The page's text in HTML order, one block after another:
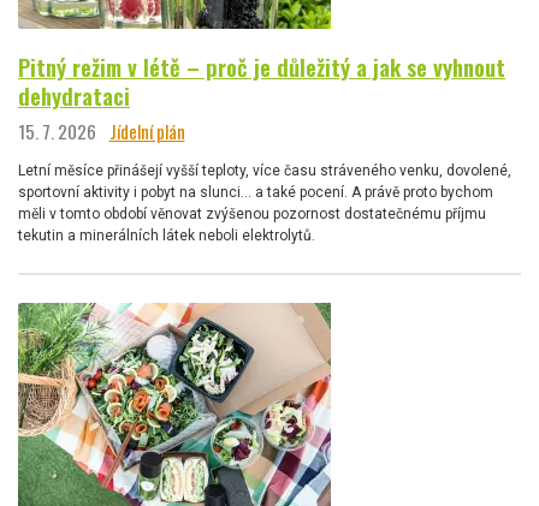
Pitný režim v létě – proč je důležitý a jak se vyhnout
dehydrataci
15. 7. 2026 Jídelní plán
Letní měsíce přinášejí vyšší teploty, více času stráveného venku, dovolené,
sportovní aktivity i pobyt na slunci… a také pocení. A právě proto bychom
měli v tomto období věnovat zvýšenou pozornost dostatečnému příjmu
tekutin a minerálních látek neboli elektrolytů.